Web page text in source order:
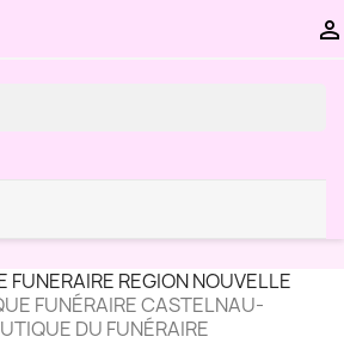

FUNERAIRE REGION NOUVELLE
FUNÉRAIRE CASTELNAU-
DU FUNÉRAIRE